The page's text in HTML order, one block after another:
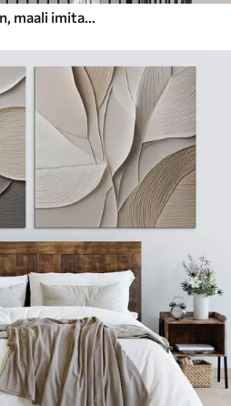
Abstraktne kompositsioon, maali imitatsioon